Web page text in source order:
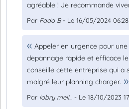
agréable ! Je recommande
Par Fado B- Le 16/05/2024
Appeler en urgence pour
depannage rapide et efficace
conseille cette entreprise qui a
malgré leur planning charger.
Par lobry meli... - Le 18/10/2023